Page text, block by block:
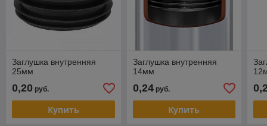
Заглушка внутренняя
25мм
0,20 руб.
Купить
Заглушка внутренняя
14мм
0,24руб.
Купить